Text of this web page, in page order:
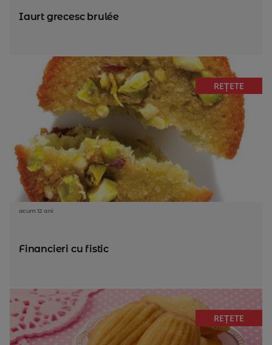
Iaurt grecesc brulée
REȚETE
acum 12 ani
Financieri cu fistic
REȚETE